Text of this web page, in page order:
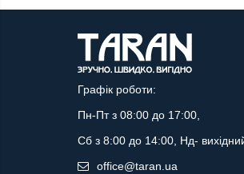
Графік роботи:
Пн-Пт з 08:00 до 17:00,
Сб з 8:00 до 14:00, Нд-
office@taran.ua